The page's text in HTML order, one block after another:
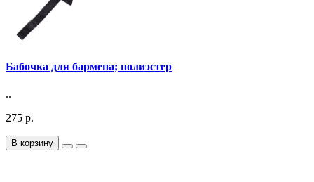
Бабочка для бармена; полиэстер
..
275 р.
В корзину